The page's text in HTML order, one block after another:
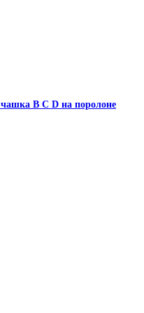
В С D на поролоне